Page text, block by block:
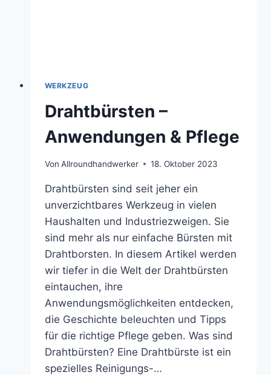
WERKZEUG
Drahtbürsten –
Anwendungen & Pflege
Von Allroundhandwerker 18. Oktober 2023
Drahtbürsten sind seit jeher ein
unverzichtbares Werkzeug in vielen
Haushalten und Industriezweigen. Sie
sind mehr als nur einfache Bürsten mit
Drahtborsten. In diesem Artikel werden
wir tiefer in die Welt der Drahtbürsten
eintauchen, ihre
Anwendungsmöglichkeiten entdecken,
die Geschichte beleuchten und Tipps
für die richtige Pflege geben. Was sind
Drahtbürsten? Eine Drahtbürste ist ein
spezielles Reinigungs-…